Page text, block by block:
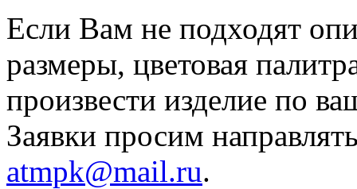
Если Вам не подходят
размеры, цветовая
произвести изделие по
Заявки просим
atmpk@mail.ru.